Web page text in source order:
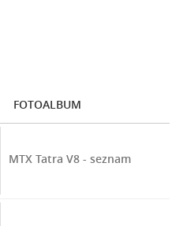
FOTOALBUM
MTX Tatra V8 - seznam